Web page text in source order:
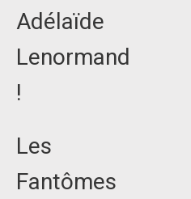
Adélaïde
Lenormand
!
Les
Fantômes